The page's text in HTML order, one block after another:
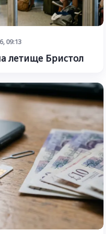
09:13
летище Бристол